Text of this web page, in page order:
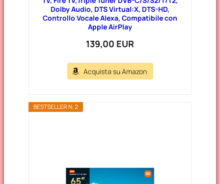
Dolby Audio, DTS Virtual:X, DTS-HD,
Controllo Vocale Alexa, Compatibile con
Apple AirPlay
139,00 EUR
Acquista su Amazon
BESTSELLER N. 2